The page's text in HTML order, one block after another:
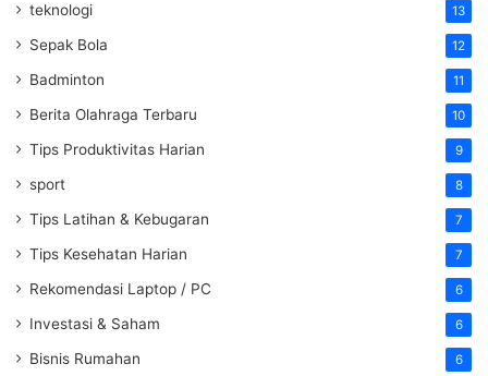
teknologi 13
Sepak Bola 12
Badminton 11
Berita Olahraga Terbaru 10
Tips Produktivitas Harian 9
sport 8
Tips Latihan & Kebugaran 7
Tips Kesehatan Harian 7
Rekomendasi Laptop / PC 6
Investasi & Saham 6
Bisnis Rumahan 6